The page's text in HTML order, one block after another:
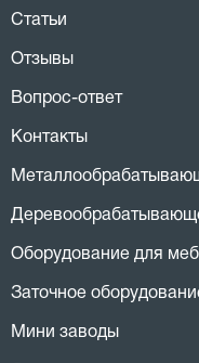
Статьи
Отзывы
Вопрос-ответ
Контакты
Оборудование для
Заточное
Мини заводы